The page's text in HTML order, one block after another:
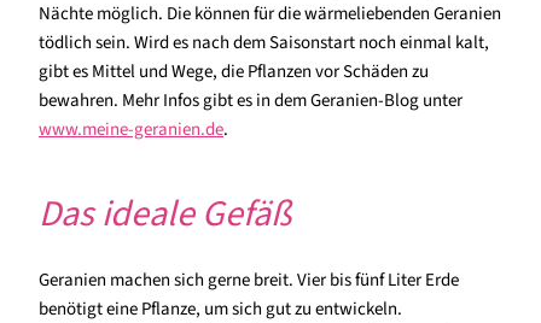
Nächte möglich. Die können für die wärmeliebenden Geranien
tödlich sein. Wird es nach dem Saisonstart noch einmal kalt,
gibt es Mittel und Wege, die Pflanzen vor Schäden zu
bewahren. Mehr Infos gibt es in dem Geranien-Blog unter
www.meine-geranien.de.
Das ideale Gefäß
Geranien machen sich gerne breit. Vier bis fünf Liter Erde
benötigt eine Pflanze, um sich gut zu entwickeln.